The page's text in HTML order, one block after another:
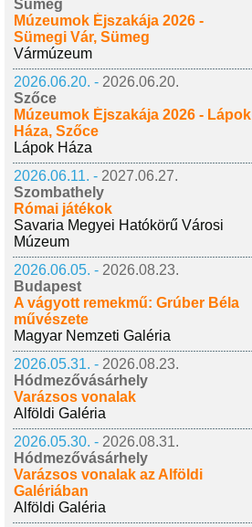
Sümeg
Múzeumok Éjszakája 2026 -
Sümegi Vár, Sümeg
Vármúzeum
2026.06.20. - 2026.06.20.
Szőce
Múzeumok Éjszakája 2026 - Lápok
Háza, Szőce
Lápok Háza
2026.06.11. - 2027.06.27.
Szombathely
Római játékok
Savaria Megyei Hatókörű Városi
Múzeum
2026.06.05. - 2026.08.23.
Budapest
A vágyott remekmű: Grúber Béla
művészete
Magyar Nemzeti Galéria
2026.05.31. - 2026.08.23.
Hódmezővásárhely
Varázsos vonalak
Alföldi Galéria
2026.05.30. - 2026.08.31.
Hódmezővásárhely
Varázsos vonalak az Alföldi
Galériában
Alföldi Galéria